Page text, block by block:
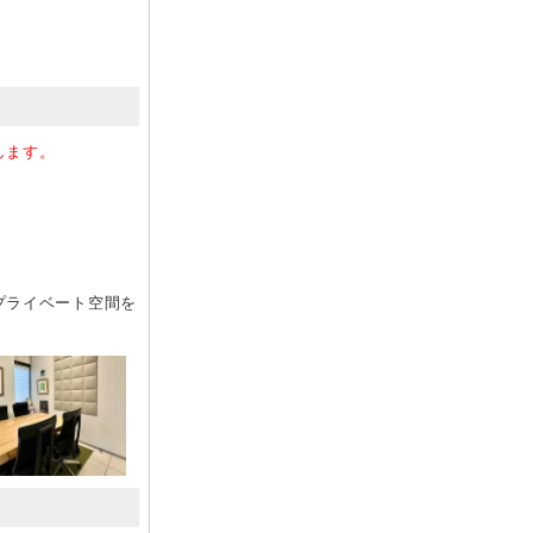
す。
イベート空間を